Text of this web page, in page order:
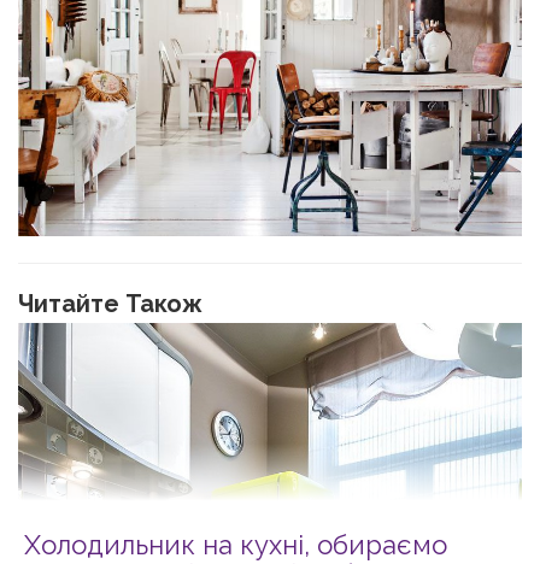
Читайте Також
Холодильник на кухні, обираємо